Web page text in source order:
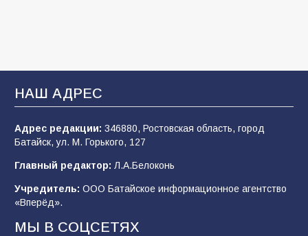
В Батайске продолжаются дорожные работы
100 04.08.2026
после выборов: в Госдуме дали ответ
95 06.08.2026
НАШ АДРЕС
Адрес редакции: 346880, Ростовская область, город
Батайск, ул. М. Горького, 127
Главный редактор: Л.А.Белоконь
Учредитель: ООО Батайское информационное агентство
«Вперёд».
МЫ В СОЦСЕТЯХ